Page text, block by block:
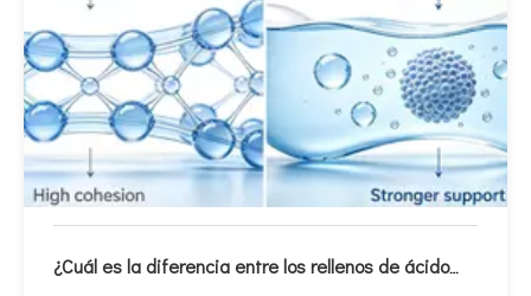
¿Cuál es la diferencia entre los rellenos de ácido